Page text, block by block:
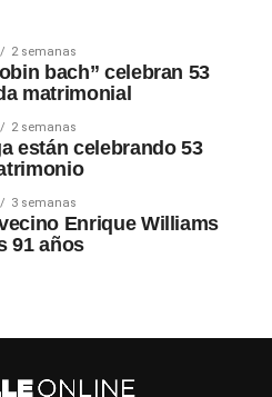
2 semanas
bach” celebran 53
matrimonial
2 semanas
están celebrando 53
3 semanas
Enrique Williams
91 años